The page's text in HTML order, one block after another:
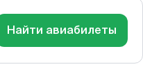
Найти авиабилеты